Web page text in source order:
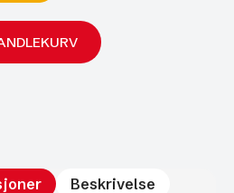
Beskrivelse